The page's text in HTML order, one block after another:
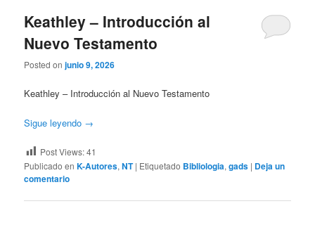
Keathley – Introducción al
Nuevo Testamento
Posted onjunio 9, 2026
Keathley – Introducción al Nuevo Testamento
Sigue leyendo →
Post Views:41
Publicado en K-Autores,NT | Etiquetado Bibliologia,gads | Deja un
comentario